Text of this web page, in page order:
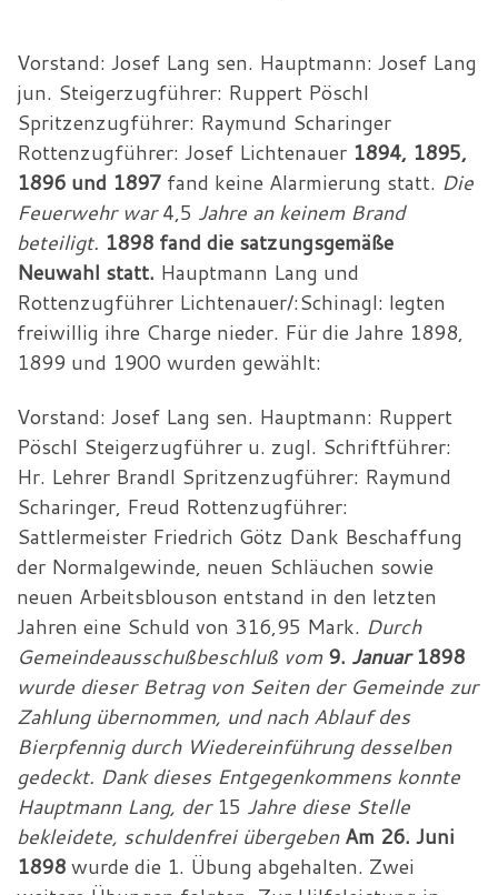
Vorstand: Josef Lang sen. Hauptmann: Josef Lang
jun. Steigerzugführer: Ruppert Pöschl
Spritzenzugführer: Raymund Scharinger
Rottenzugführer: Josef Lichtenauer 1894, 1895,
1896 und 1897 fand keine Alarmierung statt. Die
Feuerwehr war4,5 Jahre an keinem Brand
beteiligt. 1898 fand die satzungsgemäße
Neuwahl statt. Hauptmann Lang und
Rottenzugführer Lichtenauer/:Schinagl: legten
freiwillig ihre Charge nieder. Für die Jahre 1898,
1899 und 1900 wurden gewählt:
Vorstand: Josef Lang sen. Hauptmann: Ruppert
Pöschl Steigerzugführer u. zugl. Schriftführer:
Hr. Lehrer Brandl Spritzenzugführer: Raymund
Scharinger, Freud Rottenzugführer:
Sattlermeister Friedrich Götz Dank Beschaffung
der Normalgewinde, neuen Schläuchen sowie
neuen Arbeitsblouson entstand in den letzten
Jahren eine Schuld von 316,95 Mark. Durch
Gemeindeausschußbeschluß vom 9. Januar1898
wurde dieser Betrag von Seiten der Gemeinde zur
Zahlung übernommen, und nach Ablauf des
Bierpfennig durch Wiedereinführung desselben
gedeckt. Dank dieses Entgegenkommens konnte
Hauptmann Lang, der15 Jahre diese Stelle
bekleidete, schuldenfrei übergebenAm 26. Juni
1898wurde die 1. Übung abgehalten. Zwei